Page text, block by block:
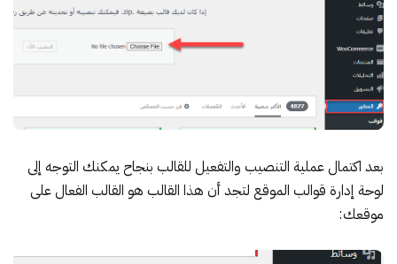
بعد اكتمال عملية التنصيب والتفعيل للقالب بنجاح يمكنك التوجه إلى
لوحة إدارة قوالب الموقع لتجد أن هذا القالب هو القالب الفعال على
موقعك: